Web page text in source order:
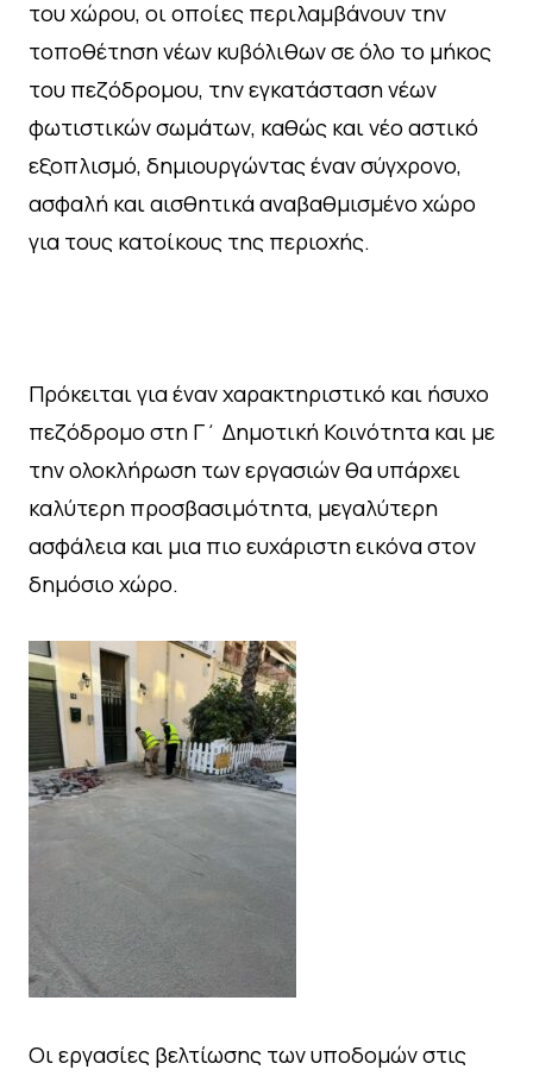
του χώρου, οι οποίες περιλαμβάνουν την
τοποθέτηση νέων κυβόλιθων σε όλο το μήκος
του πεζόδρομου, την εγκατάσταση νέων
φωτιστικών σωμάτων, καθώς και νέο αστικό
εξοπλισμό, δημιουργώντας έναν σύγχρονο,
ασφαλή και αισθητικά αναβαθμισμένο χώρο
για τους κατοίκους της περιοχής.
Πρόκειται για έναν χαρακτηριστικό και ήσυχο
πεζόδρομο στη Γ΄ Δημοτική Κοινότητα και με
την ολοκλήρωση των εργασιών θα υπάρχει
καλύτερη προσβασιμότητα, μεγαλύτερη
ασφάλεια και μια πιο ευχάριστη εικόνα στον
δημόσιο χώρο.
Οι εργασίες βελτίωσης των υποδομών στις